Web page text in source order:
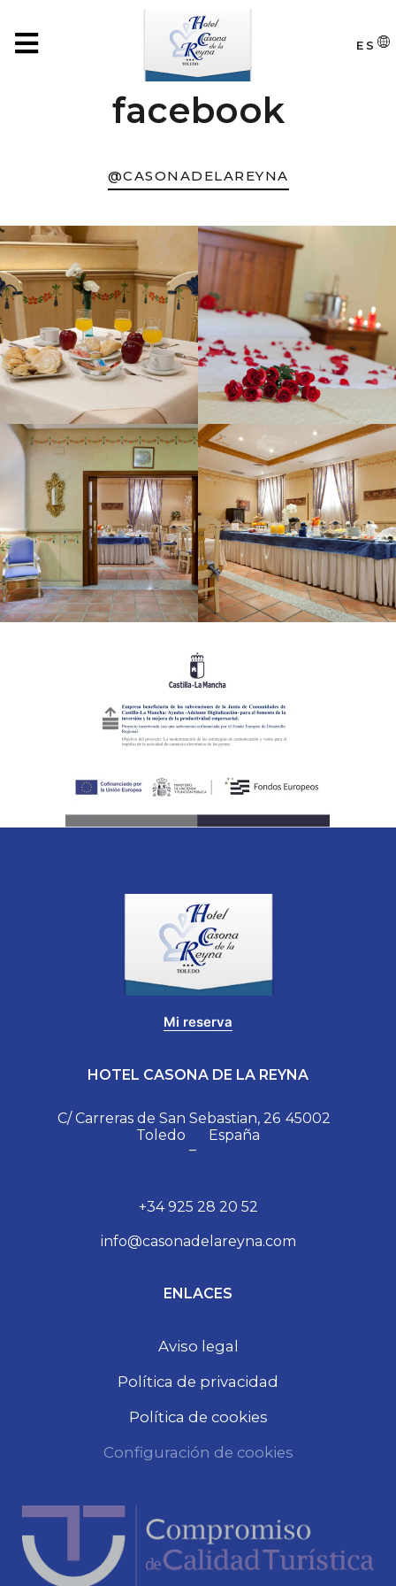
ES
facebook
@CASONADELAREYNA
Mi reserva
HOTEL CASONA DE LA REYNA
C/ Carreras de San Sebastian, 26 45002
Toledo
–
España
+34 925 28 20 52
info@casonadelareyna.com
ENLACES
Aviso legal
Política de privacidad
Política de cookies
Configuración de cookies